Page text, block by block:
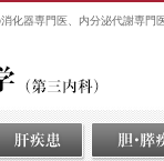
化器専門医、内分泌代謝専門